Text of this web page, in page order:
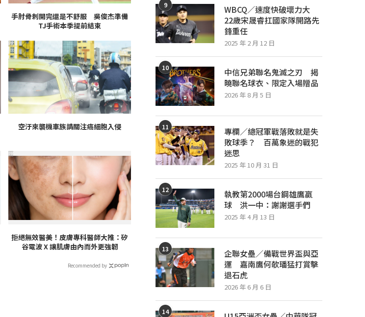
手肘骨刺開完還是不舒服 吳俊杰準備
TJ手術本季提前結束
空汙來襲機車族請關注癌細胞入侵
PR
拒絕無效醫美！皮膚專科醫師大推：矽
谷電波 X 讓肌膚由內而外更強韌
PR
Recommended by
9
WBCQ／速度快破壞力大
22歲宋晟睿扛國家隊開路先
鋒重任
2025 年 2 月 12 日
10
中信兄弟聯名鬼滅之刃 揭
曉聯名球衣、限定入場贈品
2026 年 8 月 5 日
11
專欄／總冠軍戰落敗就是失
敗球季？ 百萬象迷的戰犯
迷思
2025 年 10 月 31 日
12
執教第2000場台鋼雄鷹贏
球 洪一中：謝謝選手們
2025 年 4 月 13 日
13
企聯女壘／備戰世界盃與亞
運 嘉南鷹何欹璠猛打賞擊
退石虎
2026 年 6 月 6 日
14